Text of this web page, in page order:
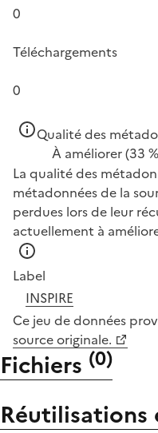
0
Téléchargements
0
Qualité des
À améliorer(33
La qualité des
métadonnées de la
perdues lors de leur
actuellement à
Label
INSPIRE
Ce jeu de données
source originale.
Fichiers (0)
Réutilisations